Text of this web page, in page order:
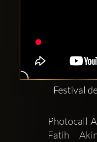
Festival
Photocall
Fatih